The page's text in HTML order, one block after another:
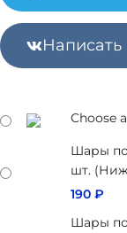
Написать
Choose
Шары
шт.
190 ₽
Шары